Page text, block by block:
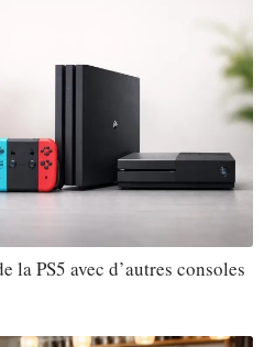
la PS5 avec d’autres consoles